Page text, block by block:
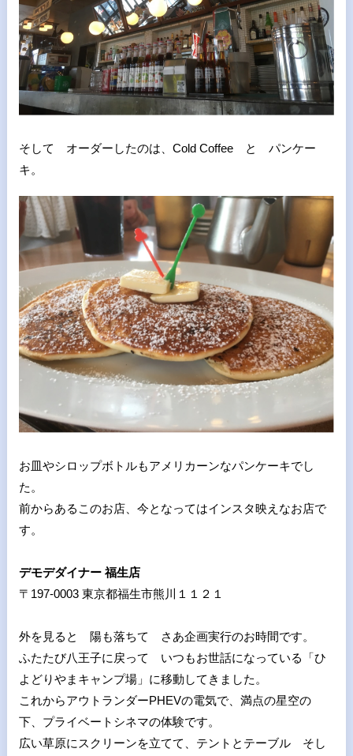
そして オーダーしたのは、Cold Coffee と パンケー
キ。
お皿やシロップボトルもアメリカーンなパンケーキでし
た。
前からあるこのお店、今となってはインスタ映えなお店で
す。
デモデダイナー 福生店
〒197-0003 東京都福生市熊川１１２１
外を見ると 陽も落ちて さあ企画実行のお時間です。
ふたたび八王子に戻って いつもお世話になっている「ひ
よどりやまキャンプ場」に移動してきました。
これからアウトランダーPHEVの電気で、満点の星空の
下、プライベートシネマの体験です。
広い草原にスクリーンを立てて、テントとテーブル そし